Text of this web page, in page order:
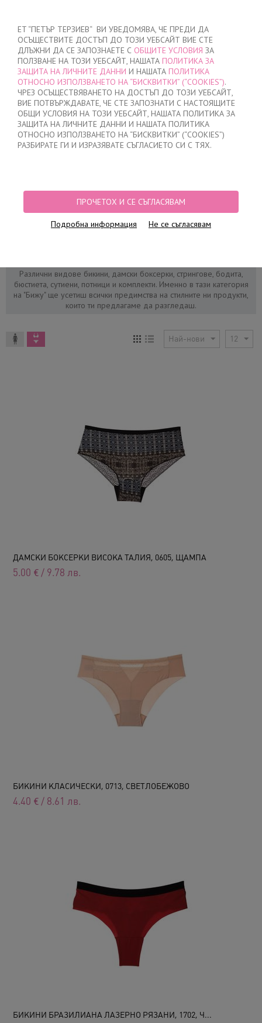
ET “ПЕТЪР ТЕРЗИЕВ“ ВИ УВЕДОМЯВА, ЧЕ ПРЕДИ ДА
ОСЪЩЕСТВИТЕ ДОСТЪП ДО ТОЗИ УЕБСАЙТ ВИЕ СТЕ
ДЛЪЖНИ ДА СЕ ЗАПОЗНАЕТЕ С ОБЩИТЕ УСЛОВИЯ ЗА
ПОЛЗВАНЕ НА ТОЗИ УЕБСАЙТ, НАШАТА ПОЛИТИКА ЗА
ЗАЩИТА НА ЛИЧНИТЕ ДАННИ И НАШАТА ПОЛИТИКА
ОТНОСНО ИЗПОЛЗВАНЕТО НА “БИСКВИТКИ” (“COOKIES”).
ЧРЕЗ ОСЪЩЕСТВЯВАНЕТО НА ДОСТЪП ДО ТОЗИ УЕБСАЙТ,
ВИЕ ПОТВЪРЖДАВАТЕ, ЧЕ СТЕ ЗАПОЗНАТИ С НАСТОЯЩИТЕ
ОБЩИ УСЛОВИЯ НА ТОЗИ УЕБСАЙТ, НАШАТА ПОЛИТИКА ЗА
ЗАЩИТА НА ЛИЧНИТЕ ДАННИ И НАШАТА ПОЛИТИКА
ОТНОСНО ИЗПОЛЗВАНЕТО НА “БИСКВИТКИ” (“COOKIES”)
РАЗБИРАТЕ ГИ И ИЗРАЗЯВАТЕ СЪГЛАСИЕТО СИ С ТЯХ.
ПРОЧЕТОХ И СЕ СЪГЛАСЯВАМ
Подробна информация Не се съгласявам
МОЯТА ПОРЪЧКА
няма добавени продукти
НАЧАЛО / ДАМСКО / БЕЛЬО
БЕЛЬО
Различни видове бикини, дамски боксерки, стрингове, бодита,
бюстиета, сутиени, потници и комплекти. Именно в тази категория
на "Бижу" ще усетиш всички предимства на стилните ни продукти,
които ти предлагаме да разгледаш.
Най-нови 12
ДАМСКИ БОКСЕРКИ ВИСОКА ТАЛИЯ, 0605, ЩАМПА
5.00 € / 9.78 лв.
БИКИНИ КЛАСИЧЕСКИ, 0713, СВЕТЛОБЕЖОВО
4.40 € / 8.61 лв.
БИКИНИ БРАЗИЛИАНА ЛАЗЕРНО РЯЗАНИ, 1702, Ч...